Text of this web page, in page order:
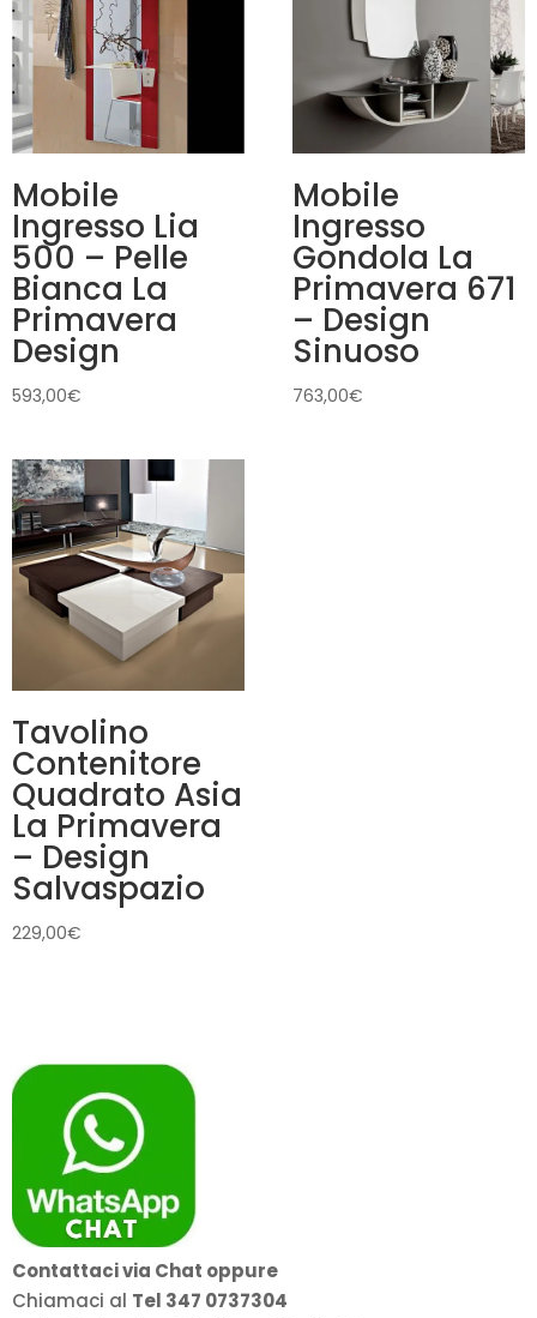
Mobile
Ingresso Lia
500 – Pelle
Bianca La
Primavera
Design
593,00€
Mobile
Ingresso
Gondola La
Primavera 671
– Design
Sinuoso
763,00€
Tavolino
Contenitore
Quadrato Asia
La Primavera
– Design
Salvaspazio
229,00€
Contattaci via Chat oppure
Chiamaci al Tel 347 0737304